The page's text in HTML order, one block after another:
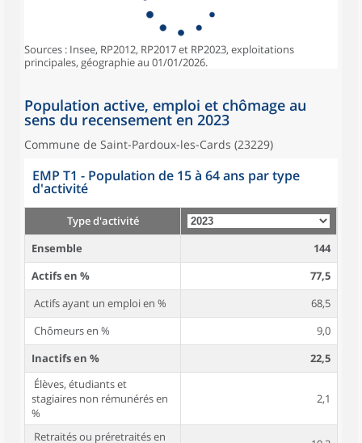
Sources : Insee, RP2012, RP2017 et RP2023, exploitations
principales, géographie au 01/01/2026.
Population active, emploi et chômage au
sens du recensement en 2023
Commune de Saint-Pardoux-les-Cards (23229)
EMP T1 - Population de 15 à 64 ans par type
d'activité
Type d'activité
Ensemble
144
Actifs en %
77,5
Actifs ayant un emploi en %
68,5
Chômeurs en %
9,0
Inactifs en %
22,5
Élèves, étudiants et
stagiaires non rémunérés en
%
2,1
Retraités ou préretraités en